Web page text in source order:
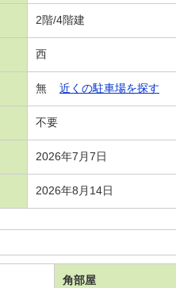
2階/4階建
西
無 近くの駐車場を探す
不要
2026年7月7日
2026年8月14日
角部屋